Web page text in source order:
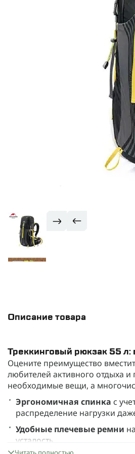
Описание товара
Треккинговый рюкзак 55
Оцените преимущество
любителей активного отдыха и
необходимые вещи, а
Эргономичная спинка с
распределение нагрузки
Удобные плечевые ремни
усталость.